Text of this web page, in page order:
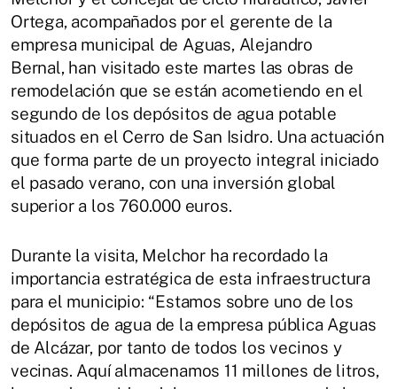
Ortega, acompañados por el gerente de la
empresa municipal de Aguas, Alejandro
Bernal, han visitado este martes las obras de
remodelación que se están acometiendo en el
segundo de los depósitos de agua potable
situados en el Cerro de San Isidro. Una actuación
que forma parte de un proyecto integral iniciado
el pasado verano, con una inversión global
superior a los 760.000 euros.
Durante la visita, Melchor ha recordado la
importancia estratégica de esta infraestructura
para el municipio: “Estamos sobre uno de los
depósitos de agua de la empresa pública Aguas
de Alcázar, por tanto de todos los vecinos y
vecinas. Aquí almacenamos 11 millones de litros,